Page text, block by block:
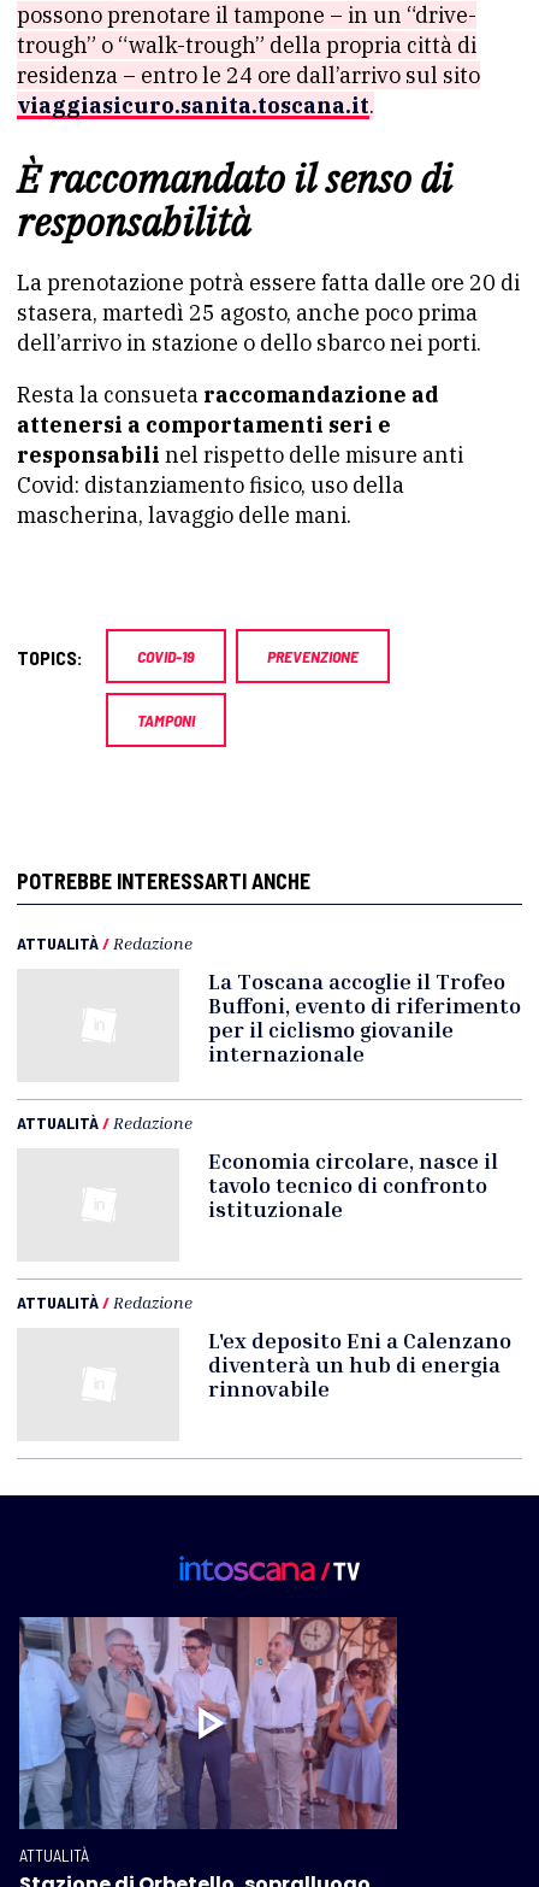
possono prenotare il tampone – in un “drive-
trough” o “walk-trough” della propria città di
residenza – entro le 24 ore dall’arrivo sul sito
viaggiasicuro.sanita.toscana.it.
È raccomandato il senso di
responsabilità
La prenotazione potrà essere fatta dalle ore 20 di
stasera, martedì 25 agosto, anche poco prima
dell’arrivo in stazione o dello sbarco nei porti.
Resta la consueta raccomandazione ad
attenersi a comportamenti seri e
responsabili nel rispetto delle misure anti
Covid: distanziamento fisico, uso della
mascherina, lavaggio delle mani.
TOPICS: COVID-19 PREVENZIONE
TAMPONI
POTREBBE INTERESSARTI ANCHE
ATTUALITÀ/ Redazione
La Toscana accoglie il Trofeo
Buffoni, evento di riferimento
per il ciclismo giovanile
internazionale
ATTUALITÀ/ Redazione
Economia circolare, nasce il
tavolo tecnico di confronto
istituzionale
ATTUALITÀ/ Redazione
L'ex deposito Eni a Calenzano
diventerà un hub di energia
rinnovabile
ATTUALITÀ